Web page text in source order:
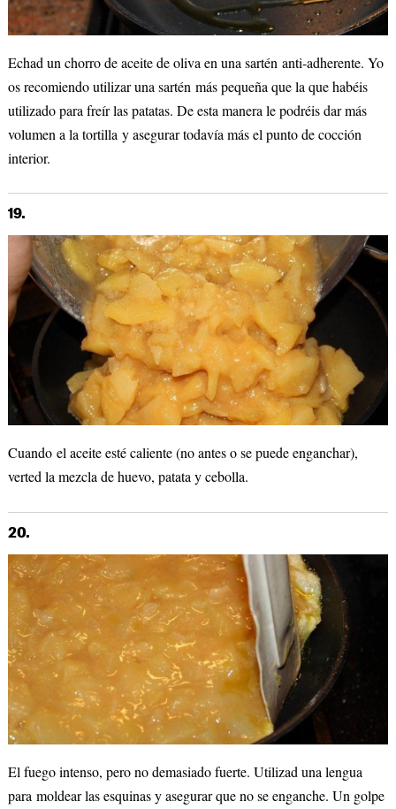
Echad un chorro de aceite de oliva en una sartén anti-adherente. Yo
os recomiendo utilizar una sartén más pequeña que la que habéis
utilizado para freír las patatas. De esta manera le podréis dar más
volumen a la tortilla y asegurar todavía más el punto de cocción
interior.
19.
Cuando el aceite esté caliente (no antes o se puede enganchar),
verted la mezcla de huevo, patata y cebolla.
20.
El fuego intenso, pero no demasiado fuerte. Utilizad una lengua
para moldear las esquinas y asegurar que no se enganche. Un golpe